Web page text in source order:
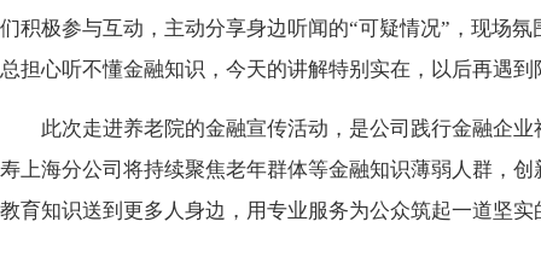
们积极参与互动，主动分享身边听闻的“可疑情况”，现场
总担心听不懂金融知识，今天的讲解特别实在，以后再遇
此次走进养老院的金融宣传活动，是公司践行金融企
寿上海分公司将持续聚焦老年群体等金融知识薄弱人群，
教育知识送到更多人身边，用专业服务为公众筑起一道坚实